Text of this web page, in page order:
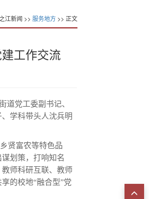
江新闻 >> 服务地方 >> 正文
工作交流
道党工委副书记、
学科带头人沈兵明
贤富农等特色品
划策，打响知名
师科研互联、教师
的校地“融合型”党